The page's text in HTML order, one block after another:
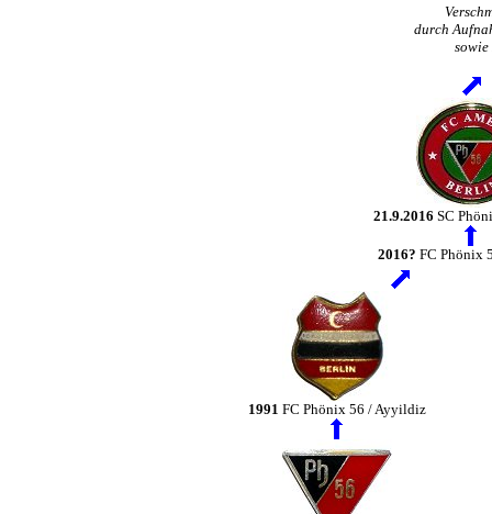
durch
21.9.2016 SC
2016? FC Phönix
1991 FC Phönix 56 / Ayyildiz